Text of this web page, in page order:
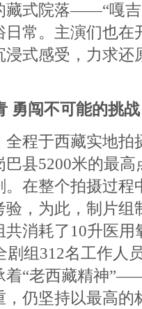
藏式院落——“嘎
常。主演们也在
式感受，力求还
闯不可能的挑战
于西藏实地拍
县5200米的最
在整个拍摄过程
，为此，制片组
消耗了10升医用
剧组312名工作人
着“老西藏精神
仍坚持以最高的